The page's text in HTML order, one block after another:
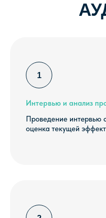
Интервью и анализ
Проведение интервью
оценка текущей